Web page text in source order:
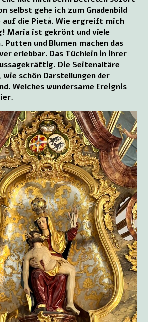
selbst gehe ich zum Gnadenbild
auf die Pietà. Wie ergreift mich
Maria ist gekrönt und viele
Putten und Blumen machen das
erlebbar. Das Tüchlein in ihrer
Die Seitenaltäre
wie schön Darstellungen der
Welches wundersame Ereignis